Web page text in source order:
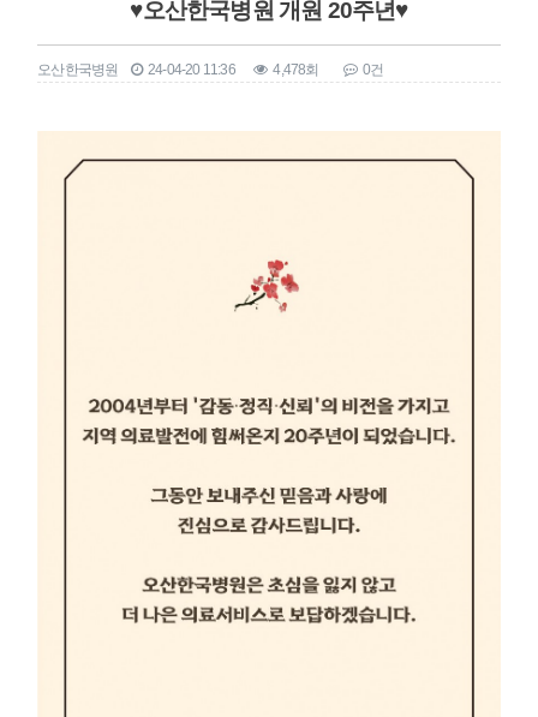
♥오산한국병원 개원 20주년♥
오산한국병원 24-04-20 11:36 4,478회 0건
본문